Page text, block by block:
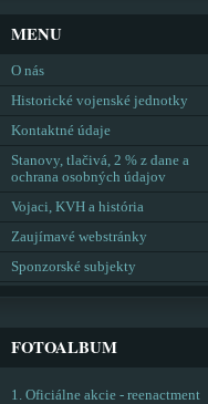
MENU
O nás
Historické vojenské jednotky
Kontaktné údaje
Stanovy, tlačivá, 2 % z dane a
ochrana osobných údajov
Vojaci, KVH a história
Zaujímavé webstránky
Sponzorské subjekty
FOTOALBUM
1. Oficiálne akcie - reenactment